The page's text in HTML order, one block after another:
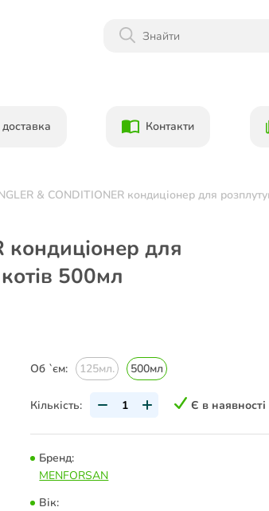
на бонусний рахунок при реєстрації!)
Контакти
& CONDITIONER кондиціонер для
кондиціонер для
500мл
Об `єм: 125мл. 500мл
Кількість: Є в наявності
Бренд:
MENFORSAN
Вік: